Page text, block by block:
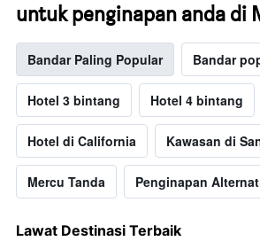
untuk penginapan anda di
Bandar Paling Popular Bandar
Hotel 3 bintang Hotel 4 bintang
Hotel di California Kawasan di
Mercu Tanda Penginapan
Lawat Destinasi Terbaik